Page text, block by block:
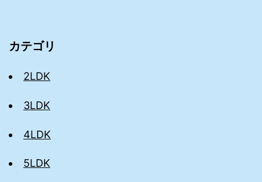
カテゴリ
2LDK
3LDK
4LDK
5LDK